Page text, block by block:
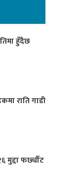
हुँदैछ
राति गाडी
मुद्दा फर्छ्यौट